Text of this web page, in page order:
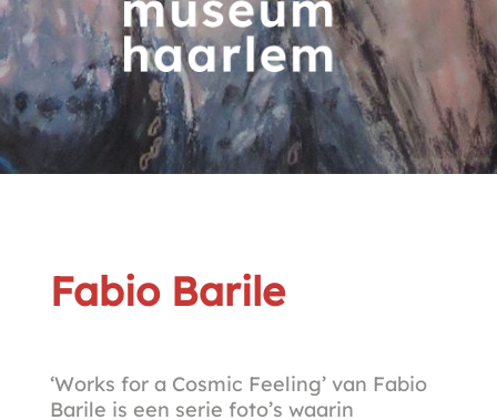
Fabio Barile
‘Works for a Cosmic Feeling’ van Fabio
Barile is een serie foto’s waarin